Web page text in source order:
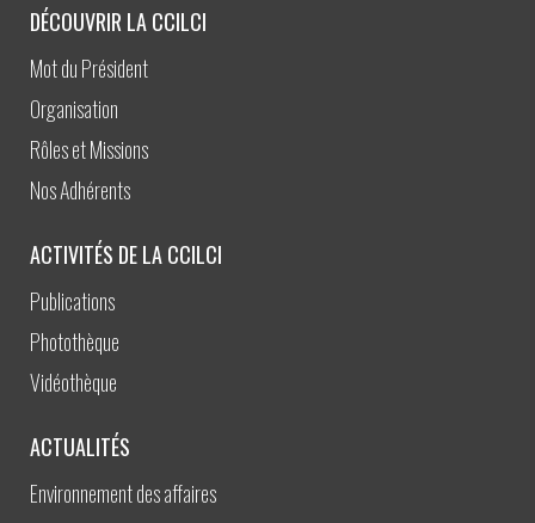
DÉCOUVRIR LA CCILCI
Mot du Président
Organisation
Rôles et Missions
Nos Adhérents
ACTIVITÉS DE LA CCILCI
Publications
Photothèque
Vidéothèque
ACTUALITÉS
Environnement des affaires